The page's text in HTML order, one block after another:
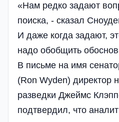
«Нам редко задают
поиска, - сказал
И даже когда задают,
надо обобщить
В письме на имя
(Ron Wyden) директор
разведки Джеймс
подтвердил, что